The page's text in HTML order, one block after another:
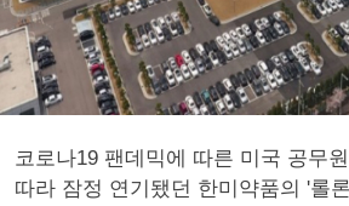
코로나19 팬데믹에 따른 미국 공무
따라 잠정 연기됐던 한미약품의 '롤